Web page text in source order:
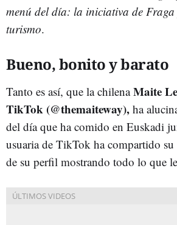
menú del día: la iniciativa de
turismo.
Bueno, bonito y barato
Tanto es así, que la chilenaMaite
TikTok (@themaiteway), ha
del día que ha comido en Euskadi
usuaria de TikTok ha compartido su
de su perfil mostrando todo lo que